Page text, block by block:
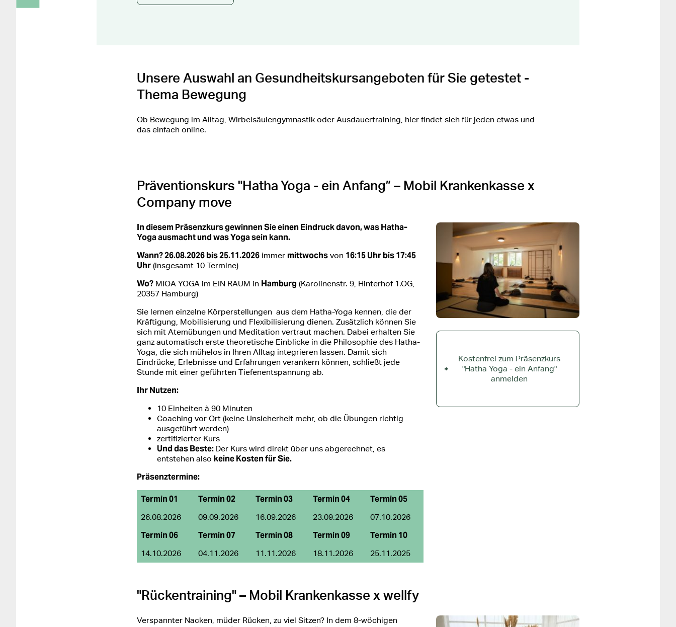
Unsere Auswahl an Gesundheitskursangeboten für Sie getestet -
Thema Bewegung
Ob Bewegung im Alltag, Wirbelsäulengymnastik oder Ausdauertraining, hier findet sich für jeden etwas und
das einfach online.
Präventionskurs "Hatha Yoga - ein Anfang” – Mobil Krankenkasse x
Company move
In diesem Präsenzkurs gewinnen Sie einen Eindruck davon, was Hatha-
Yoga ausmacht und was Yoga sein kann.
Wann? 26.08.2026 bis 25.11.2026 immer mittwochs von 16:15 Uhr bis 17:45
Uhr (insgesamt 10 Termine)
Wo? MIOA YOGA im EIN RAUM in Hamburg (Karolinenstr. 9, Hinterhof 1.OG,
20357 Hamburg)
Sie lernen einzelne Körperstellungen aus dem Hatha-Yoga kennen, die der
Kräftigung, Mobilisierung und Flexibilisierung dienen. Zusätzlich können Sie
sich mit Atemübungen und Meditation vertraut machen. Dabei erhalten Sie
ganz automatisch erste theoretische Einblicke in die Philosophie des Hatha-
Yoga, die sich mühelos in Ihren Alltag integrieren lassen. Damit sich
Eindrücke, Erlebnisse und Erfahrungen verankern können, schließt jede
Stunde mit einer geführten Tiefenentspannung ab.
Ihr Nutzen:
10 Einheiten à 90 Minuten
Coaching vor Ort (keine Unsicherheit mehr, ob die Übungen richtig
ausgeführt werden)
zertifizierter Kurs
Und das Beste: Der Kurs wird direkt über uns abgerechnet, es
entstehen also keine Kosten für Sie.
Präsenztermine:
Termin 01 Termin 02 Termin 03 Termin 04 Termin 05
26.08.2026 09.09.2026 16.09.2026 23.09.2026 07.10.2026
Termin 06 Termin 07 Termin 08 Termin 09 Termin 10
14.10.2026 04.11.2026 11.11.2026 18.11.2026 25.11.2025
Kostenfrei zum Präsenzkurs
"Hatha Yoga - ein Anfang"
anmelden
"Rückentraining" – Mobil Krankenkasse x wellfy
Verspannter Nacken, müder Rücken, zu viel Sitzen? In dem 8-wöchigen